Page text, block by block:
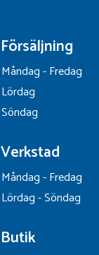
Försäljning
Måndag - Fredag
Lördag
Söndag
Verkstad
Måndag - Fredag
Lördag - Söndag
Butik